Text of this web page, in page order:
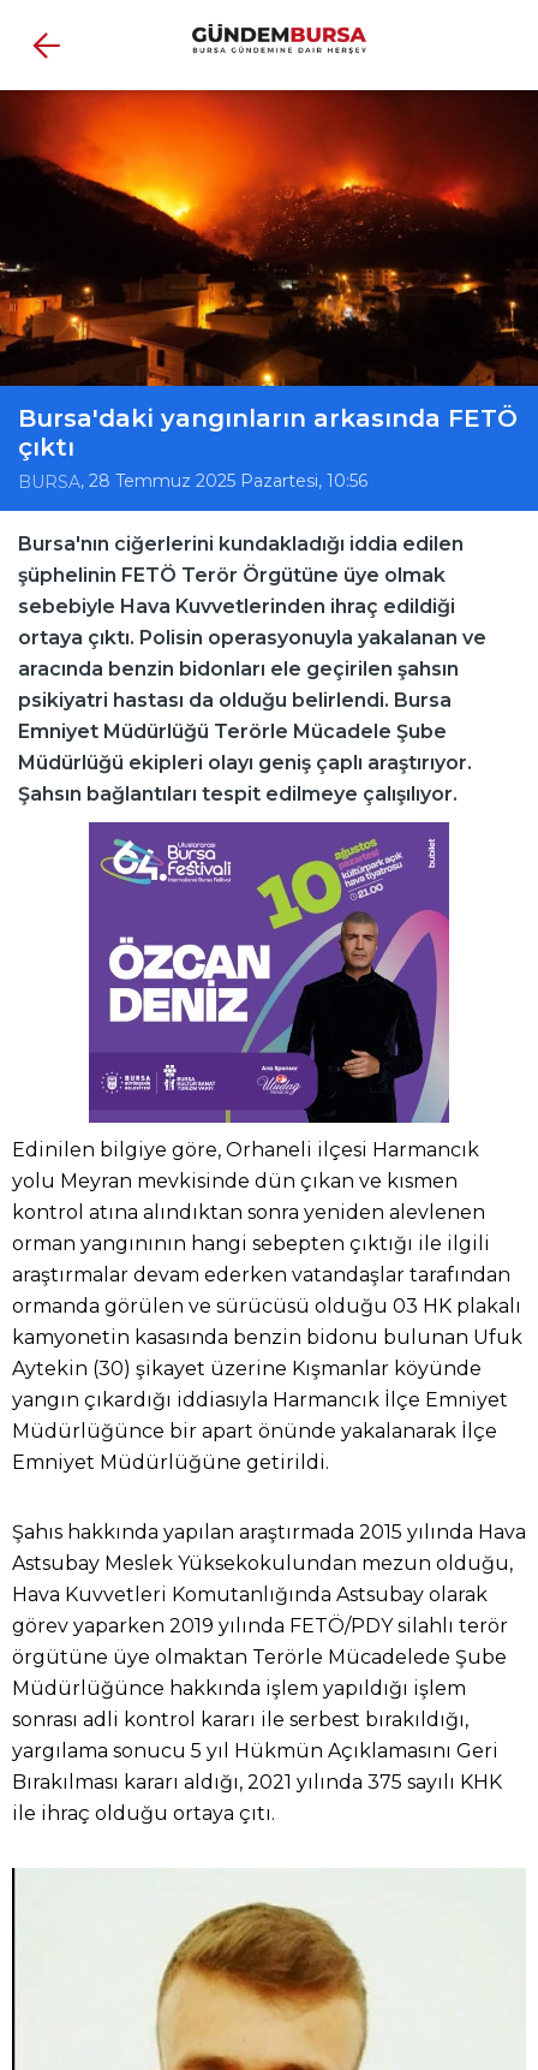
Bursa'daki yangınların arkasında FETÖ
çıktı
BURSA, 28 Temmuz 2025 Pazartesi, 10:56
Bursa'nın ciğerlerini kundakladığı iddia edilen
şüphelinin FETÖ Terör Örgütüne üye olmak
sebebiyle Hava Kuvvetlerinden ihraç edildiği
ortaya çıktı. Polisin operasyonuyla yakalanan ve
aracında benzin bidonları ele geçirilen şahsın
psikiyatri hastası da olduğu belirlendi. Bursa
Emniyet Müdürlüğü Terörle Mücadele Şube
Müdürlüğü ekipleri olayı geniş çaplı araştırıyor.
Şahsın bağlantıları tespit edilmeye çalışılıyor.
Edinilen bilgiye göre, Orhaneli ilçesi Harmancık
yolu Meyran mevkisinde dün çıkan ve kısmen
kontrol atına alındıktan sonra yeniden alevlenen
orman yangınının hangi sebepten çıktığı ile ilgili
araştırmalar devam ederken vatandaşlar tarafından
ormanda görülen ve sürücüsü olduğu 03 HK plakalı
kamyonetin kasasında benzin bidonu bulunan Ufuk
Aytekin (30) şikayet üzerine Kışmanlar köyünde
yangın çıkardığı iddiasıyla Harmancık İlçe Emniyet
Müdürlüğünce bir apart önünde yakalanarak İlçe
Emniyet Müdürlüğüne getirildi.
Şahıs hakkında yapılan araştırmada 2015 yılında Hava
Astsubay Meslek Yüksekokulundan mezun olduğu,
Hava Kuvvetleri Komutanlığında Astsubay olarak
görev yaparken 2019 yılında FETÖ/PDY silahlı terör
örgütüne üye olmaktan Terörle Mücadelede Şube
Müdürlüğünce hakkında işlem yapıldığı işlem
sonrası adli kontrol kararı ile serbest bırakıldığı,
yargılama sonucu 5 yıl Hükmün Açıklamasını Geri
Bırakılması kararı aldığı, 2021 yılında 375 sayılı KHK
ile ihraç olduğu ortaya çıtı.